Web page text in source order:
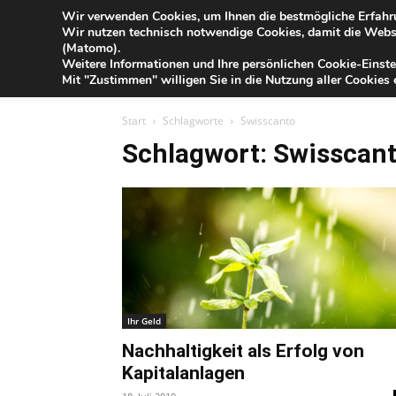
Blog
der
Sparkasse
IHR
Start Schlagworte Swisscanto
Schlagwort:
Ihr Geld
Nachhaltigkeit als Erfolg von
Kapitalanlagen
Wir verwenden Cookies, um Ihnen die bestmögliche
Wir nutzen technisch notwendige Cookies, damit die
(Matomo).
Weitere Informationen und Ihre persönlichen Cookie-
Mit "Zustimmen" willigen Sie in die Nutzung aller Cookies